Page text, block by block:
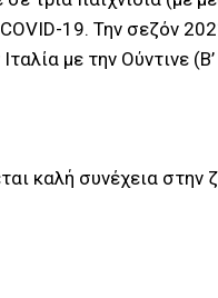
19. Την σεζόν
με την Ούντινε
καλή συνέχεια στην